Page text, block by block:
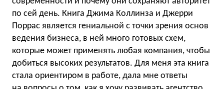
по сей день. Книга Джима Коллинза и Джерри
Поррас является гениальной с точки зрения основ
ведения бизнеса, в ней много готовых схем,
которые может применять любая компания, чтобы
добиться высоких результатов. Для меня эта книга
стала ориентиром в работе, дала мне ответы